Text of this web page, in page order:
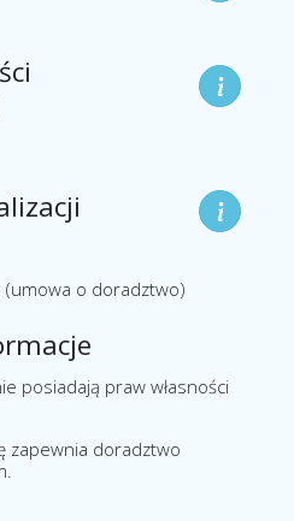
(umowa o doradztwo)
posiadają praw własności
zapewnia doradztwo